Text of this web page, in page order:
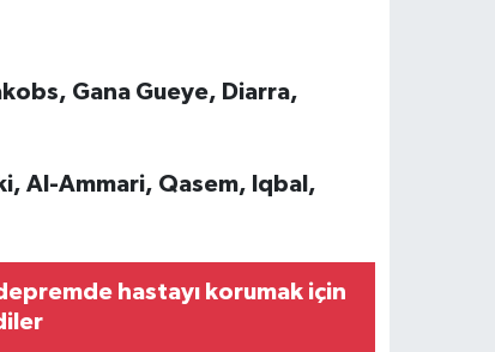
Gana Gueye, Diarra,
Al-Ammari, Qasem, Iqbal,
hastayı korumak için